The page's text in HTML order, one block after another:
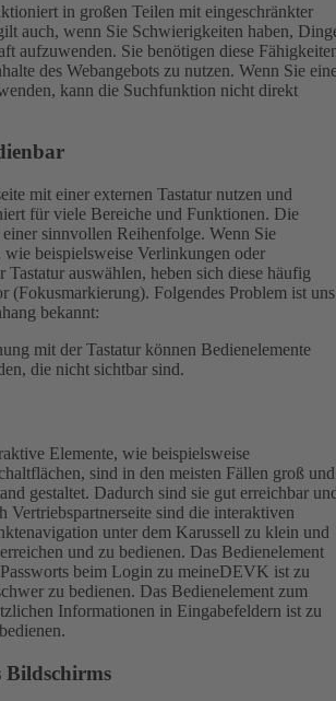
in großen Teilen mit eingeschränkter
auch, wenn Sie Schwierigkeiten haben,
aufzuwenden. Sie benötigen diese
des Webangebots zu nutzen. Wenn Sie
kann die Suchfunktion nicht direkt
mit einer externen Tastatur nutzen und
für viele Bereiche und Funktionen. Die
sinnvollen Reihenfolge. Wenn Sie
wie beispielsweise Verlinkungen oder
Tastatur auswählen, heben sich diese häufig
(Fokusmarkierung). Folgendes Problem ist uns
bekannt:
mit der Tastatur können Bedienelemente
die nicht sichtbar sind.
Elemente, wie beispielsweise
sind in den meisten Fällen groß und
gestaltet. Dadurch sind sie gut erreichbar
Vertriebspartnerseite sind die interaktiven
unter dem Karussell zu klein und
und zu bedienen. Das Bedienelement
beim Login zu meineDEVK ist zu
zu bedienen. Das Bedienelement zum
Informationen in Eingabefeldern ist zu
Bildschirms